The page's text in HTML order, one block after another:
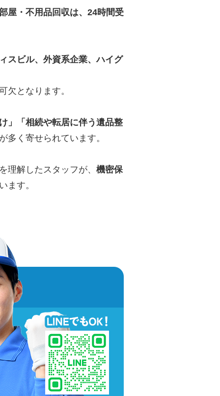
屋・不用品回収は、24時間受
スビル、外資系企業、ハイグ
欠となります。
」「相続や転居に伴う遺品整
多く寄せられています。
理解したスタッフが、 機密保
ます。